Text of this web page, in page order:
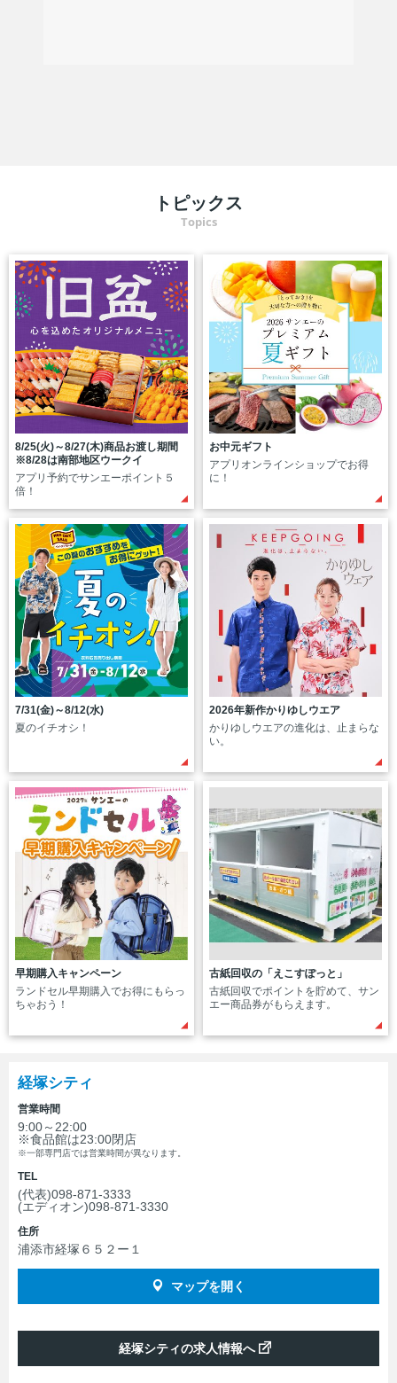
トピックス
Topics
8/25(火)～8/27(木)商品お渡し期間
※8/28は南部地区ウークイ
アプリ予約でサンエーポイント５
倍！
お中元ギフト
アプリオンラインショップでお得
に！
7/31(金)～8/12(水)
夏のイチオシ！
2026年新作かりゆしウエア
かりゆしウエアの進化は、止まらな
い。
早期購入キャンペーン
ランドセル早期購入でお得にもらっ
ちゃおう！
古紙回収の「えこすぽっと」
古紙回収でポイントを貯めて、サン
エー商品券がもらえます。
経塚シティ
営業時間
9:00～22:00
※食品館は23:00閉店
※一部専門店では営業時間が異なります。
TEL
(代表)098-871-3333
(エディオン)098-871-3330
住所
浦添市経塚６５２ー１
マップを開く
経塚シティの求人情報へ